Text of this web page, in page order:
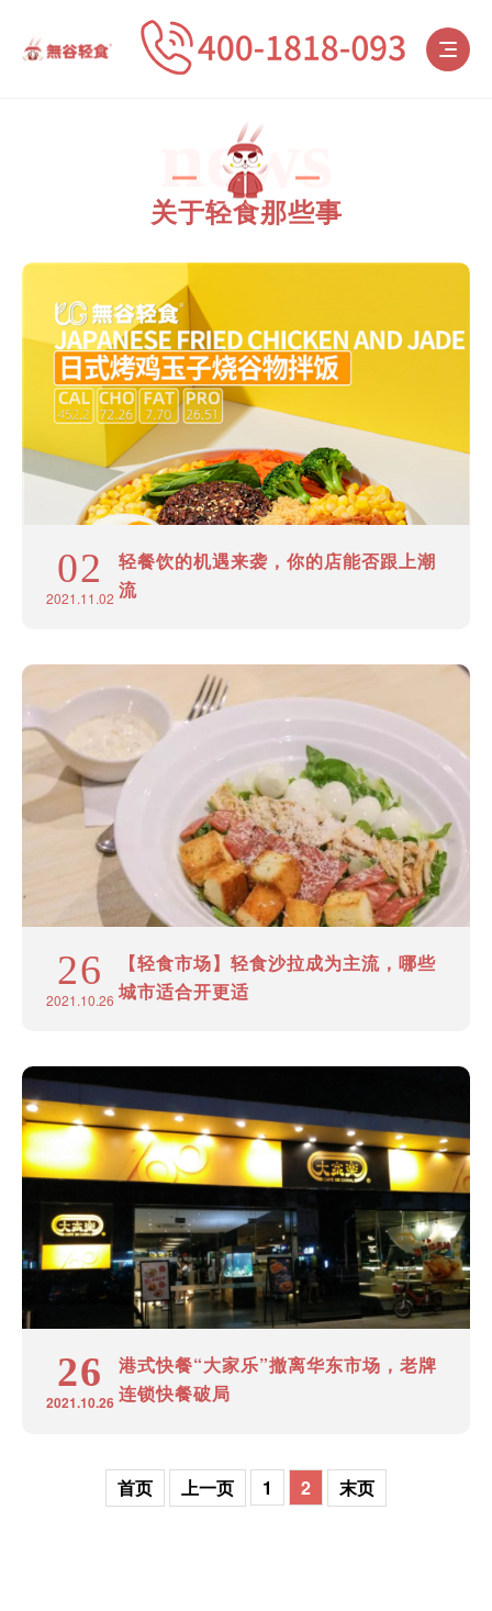
news
关于轻食那些事
02
2021.11.02
轻餐饮的机遇来袭，你的店能否跟上潮
流
26
2021.10.26
【轻食市场】轻食沙拉成为主流，哪些
城市适合开更适
26
2021.10.26
港式快餐“大家乐”撤离华东市场，老牌
连锁快餐破局
首页 上一页 1 2 末页